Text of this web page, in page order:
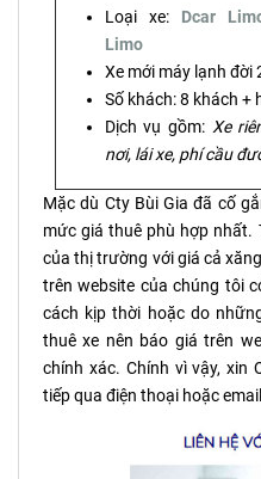
Loại xe: Dcar
Limo
Xe mới máy lạnh đời
Số khách: 8 khách +
Dịch vụ gồm: Xe
nơi, lái xe, phí cầu
Mặc dù Cty Bùi Gia đã cố
mức giá thuê phù hợp nhất.
của thị trường với giá cả
trên website của chúng tôi
cách kịp thời hoặc do
thuê xe nên báo giá trên
chính xác. Chính vì vậy, xin
tiếp qua điện thoại hoặc